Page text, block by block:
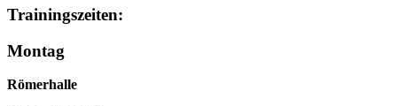
Trainingszeiten:
Montag
Römerhalle